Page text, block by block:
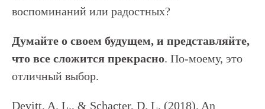
воспоминаний или радостных?
Думайте о своем будущем, и представляйте,
что все сложится прекрасно. По-моему, это
отличный выбор.
Devitt, A. L., & Schacter, D. L. (2018). An